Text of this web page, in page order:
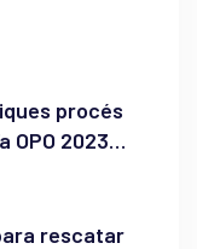
procés
2023
rescatar